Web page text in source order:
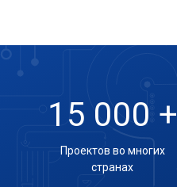
15 000 +
Проектов во многих
странах